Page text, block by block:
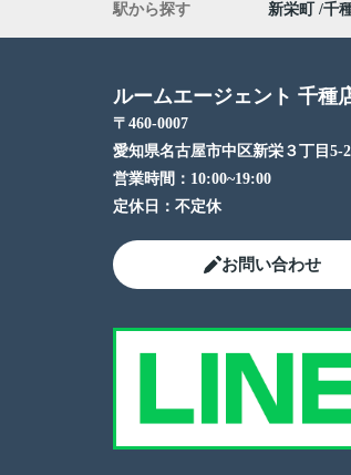
駅から探す 新栄町 千
ルームエージェント 千種
〒460-0007
愛知県名古屋市中区新栄３丁目5-
営業時間： 10:00~19:00
定休日： 不定休
お問い合わせ